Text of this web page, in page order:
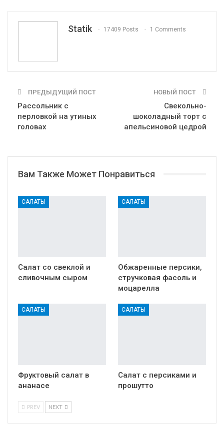
Statik 17409 Posts 1 Comments
ПРЕДЫДУЩИЙ ПОСТ
Рассольник с
перловкой на утиных
головах
НОВЫЙ ПОСТ
Свекольно-
шоколадный торт с
апельсиновой цедрой
Вам Также Может Понравиться
САЛАТЫ
Салат со свеклой и
сливочным сыром
САЛАТЫ
Обжаренные персики,
стручковая фасоль и
моцарелла
САЛАТЫ
Фруктовый салат в
ананасе
САЛАТЫ
Салат с персиками и
прошутто
PREV NEXT